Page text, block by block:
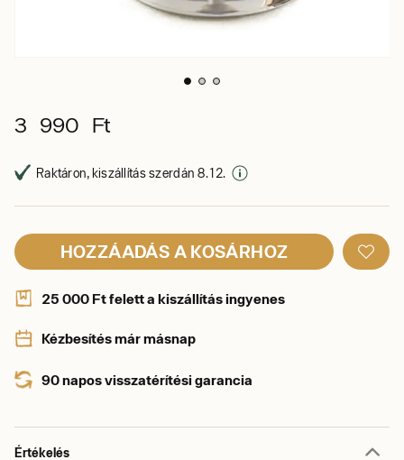
3 990 Ft
Raktáron, kiszállítás szerdán 8. 12.
HOZZÁADÁS A KOSÁRHOZ
25 000 Ft felett a kiszállítás ingyenes
Kézbesítés már másnap
90 napos visszatérítési garancia
Értékelés